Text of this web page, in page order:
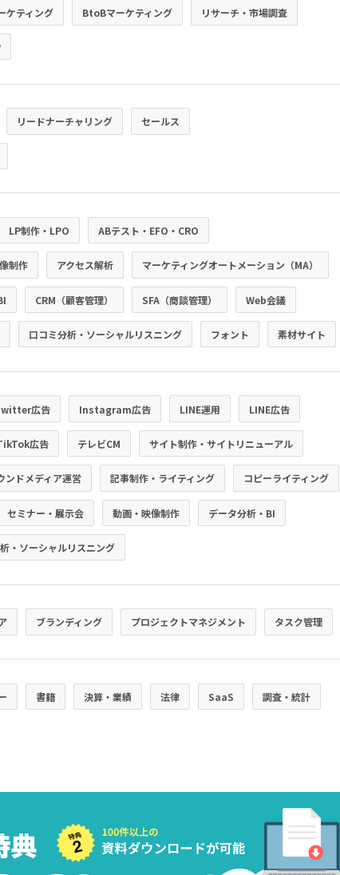
ケティング BtoBマーケティング リサーチ・市場調査
リードナーチャリング セールス
LP制作・LPO ABテスト・EFO・CRO
制作 アクセス解析 マーケティングオートメーション（MA）
CRM（顧客管理） SFA（商談管理） Web会議
口コミ分析・ソーシャルリスニング フォント 素材サイト
広告 Instagram広告 LINE運用 LINE広告
広告 テレビCM サイト制作・サイトリニューアル
ンドメディア運営 記事制作・ライティング コピーライティング
セミナー・展示会 動画・映像制作 データ分析・BI
・ソーシャルリスニング
ブランディング プロジェクトマネジメント タスク管理
書籍 決算・業績 法律 SaaS 調査・統計